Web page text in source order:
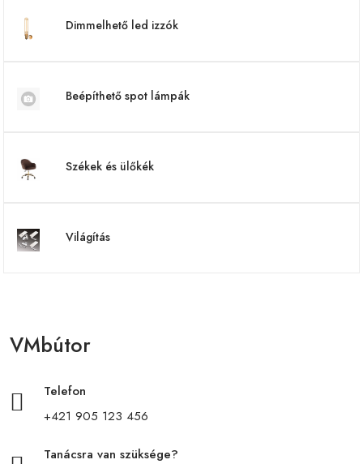
Dimmelhető led izzók
Beépíthető spot lámpák
Székek és ülőkék
Világítás
VMbútor
Telefon
+421 905 123 456
Tanácsra van szüksége?